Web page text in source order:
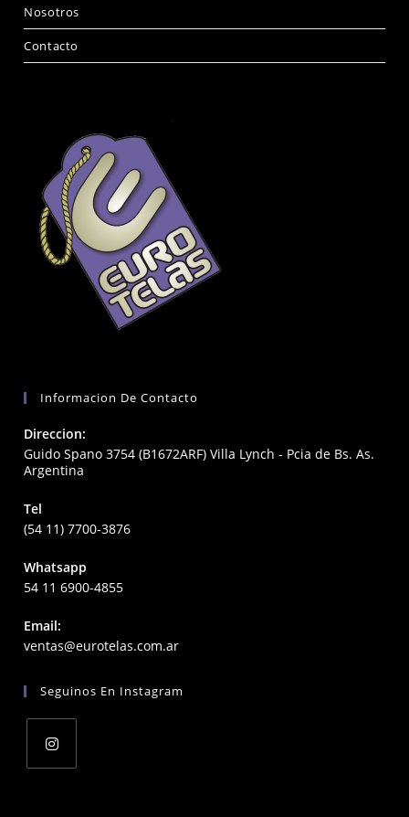
Nosotros
Contacto
Informacion De Contacto
Direccion:
Guido Spano 3754 (B1672ARF) Villa Lynch - Pcia de Bs. As.
Argentina
Tel
(54 11) 7700-3876
Whatsapp
54 11 6900-4855
Email:
ventas@eurotelas.com.arOpens
application
Seguinos En Instagram